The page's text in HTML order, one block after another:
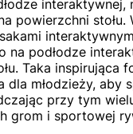
interaktywnej,
powierzchni stołu.
na podłodze
Taka inspirująca
dla młodzieży, aby
przy tym
grom i sportowej